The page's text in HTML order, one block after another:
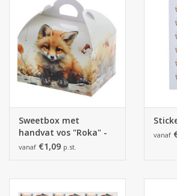
Sweetbox met
handvat vos "Roka" -
250 gr.
vanaf €1,09 p.st.
vanaf